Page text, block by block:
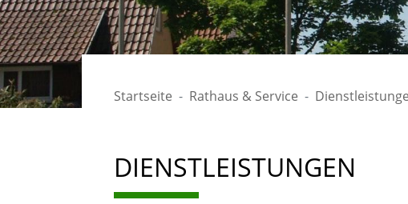
Startseite Rathaus & Service
DIENSTLEISTUNGEN